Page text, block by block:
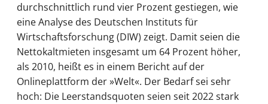
durchschnittlich rund vier Prozent gestiegen, wie
eine Analyse des Deutschen Instituts für
Wirtschaftsforschung (DIW) zeigt. Damit seien die
Nettokaltmieten insgesamt um 64 Prozent höher,
als 2010, heißt es in einem Bericht auf der
Onlineplattform der »Welt«. Der Bedarf sei sehr
hoch: Die Leerstandsquoten seien seit 2022 stark